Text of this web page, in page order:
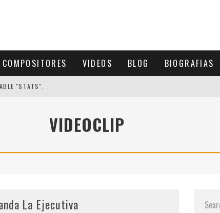
COMPOSITORES VIDEOS BLOG BIOGRAFIAS
"STATS".
VIDEOCLIP
La Ejecutiva